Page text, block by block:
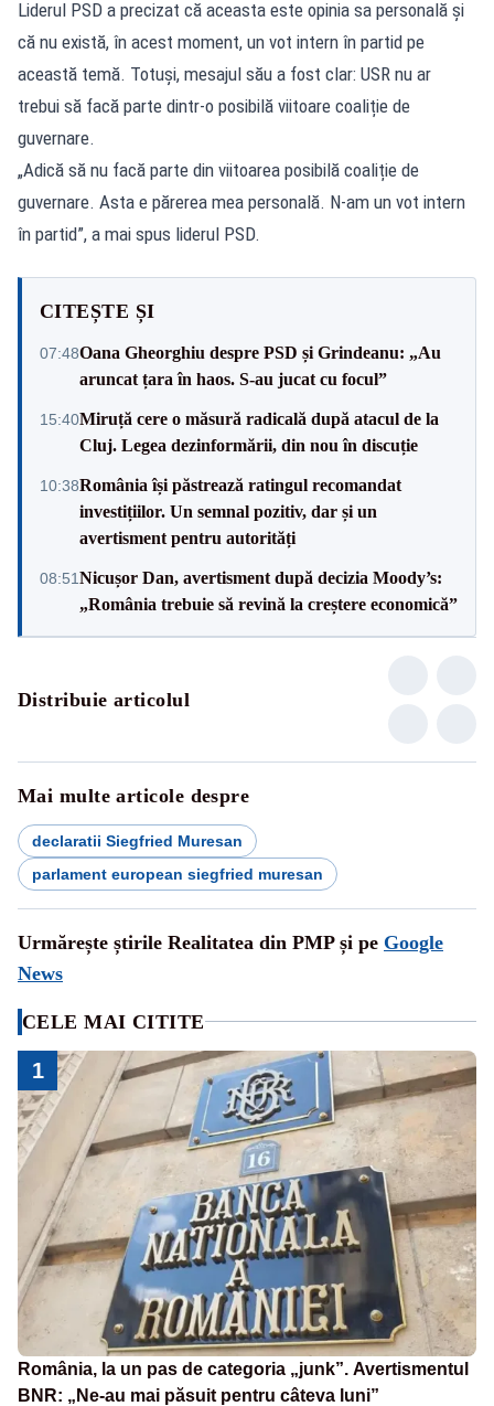
Liderul PSD a precizat că aceasta este opinia sa personală și
că nu există, în acest moment, un vot intern în partid pe
această temă. Totuși, mesajul său a fost clar: USR nu ar
trebui să facă parte dintr-o posibilă viitoare coaliție de
guvernare.
„Adică să nu facă parte din viitoarea posibilă coaliție de
guvernare. Asta e părerea mea personală. N-am un vot intern
în partid”, a mai spus liderul PSD.
CITEȘTE ȘI
07:48Oana Gheorghiu despre PSD și Grindeanu: „Au
aruncat țara în haos. S-au jucat cu focul”
15:40Miruță cere o măsură radicală după atacul de la
Cluj. Legea dezinformării, din nou în discuție
10:38România își păstrează ratingul recomandat
investițiilor. Un semnal pozitiv, dar și un
avertisment pentru autorități
08:51Nicușor Dan, avertisment după decizia Moody’s:
„România trebuie să revină la creștere economică”
Distribuie articolul
Mai multe articole despre
declaratii Siegfried Muresan
parlament european siegfried muresan
Urmărește știrile Realitatea din PMP și pe Google
News
CELE MAI CITITE
1
România, la un pas de categoria „junk”. Avertismentul
BNR: „Ne-au mai păsuit pentru câteva luni”